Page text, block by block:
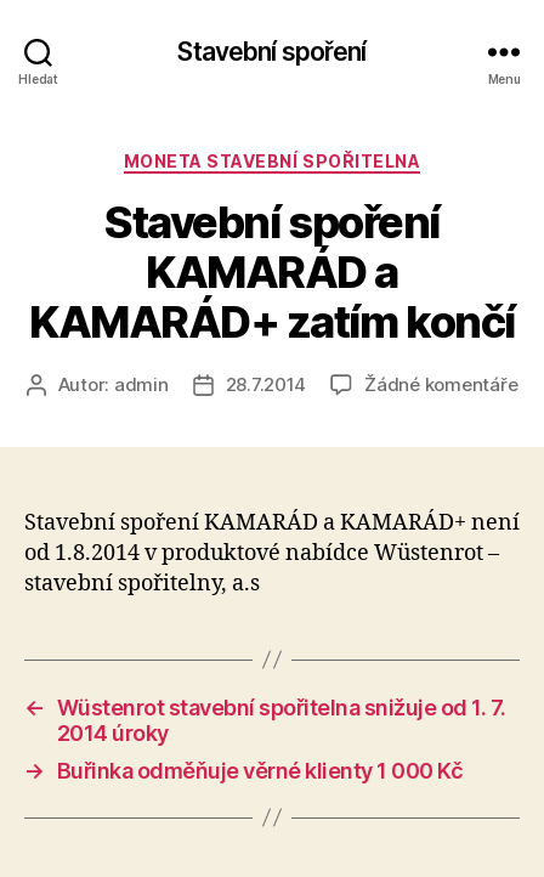
Hledat
Stavební spoření
Menu
Rubriky
MONETA STAVEBNÍ SPOŘITELNA
Stavební spoření
KAMARÁD a
KAMARÁD+ zatím končí
AutorAutor: admin
Datum
28.7.2014 Žádné komentářeu
Stavební spoření KAMARÁD a KAMARÁD+ není
od 1.8.2014 v produktové nabídce Wüstenrot –
stavební spořitelny, a.s
← Wüstenrot stavební spořitelna snižuje od 1. 7.
2014 úroky
→
Buřinka odměňuje věrné klienty 1 000 Kč